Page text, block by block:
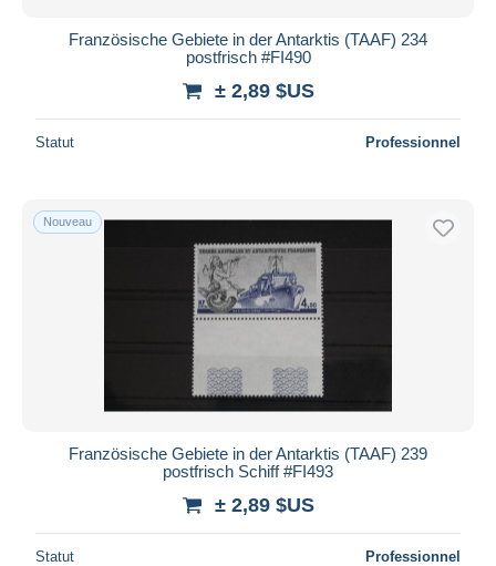
Französische Gebiete in der Antarktis (TAAF) 234
postfrisch #FI490
± 2,89 $US
Statut Professionnel
Nouveau
Französische Gebiete in der Antarktis (TAAF) 239
postfrisch Schiff #FI493
± 2,89 $US
Statut Professionnel